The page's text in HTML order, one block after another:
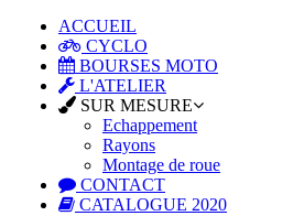
ACCUEIL
CYCLO
BOURSES MOTO
L'ATELIER
SUR MESURE
Echappement
Rayons
Montage de roue
CONTACT
CATALOGUE 2020